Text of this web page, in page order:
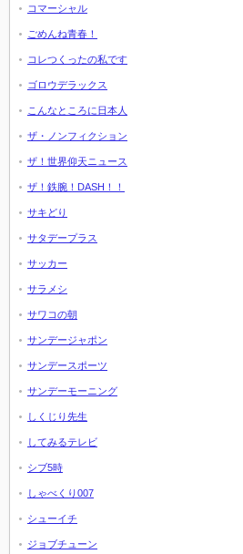
コマーシャル
ごめんね青春！
コレつくったの私です
ゴロウデラックス
こんなところに日本人
ザ・ノンフィクション
ザ！世界仰天ニュース
ザ！鉄腕！DASH！！
サキどり
サタデープラス
サッカー
サラメシ
サワコの朝
サンデージャポン
サンデースポーツ
サンデーモーニング
しくじり先生
してみるテレビ
シブ5時
しゃべくり007
シューイチ
ジョブチューン